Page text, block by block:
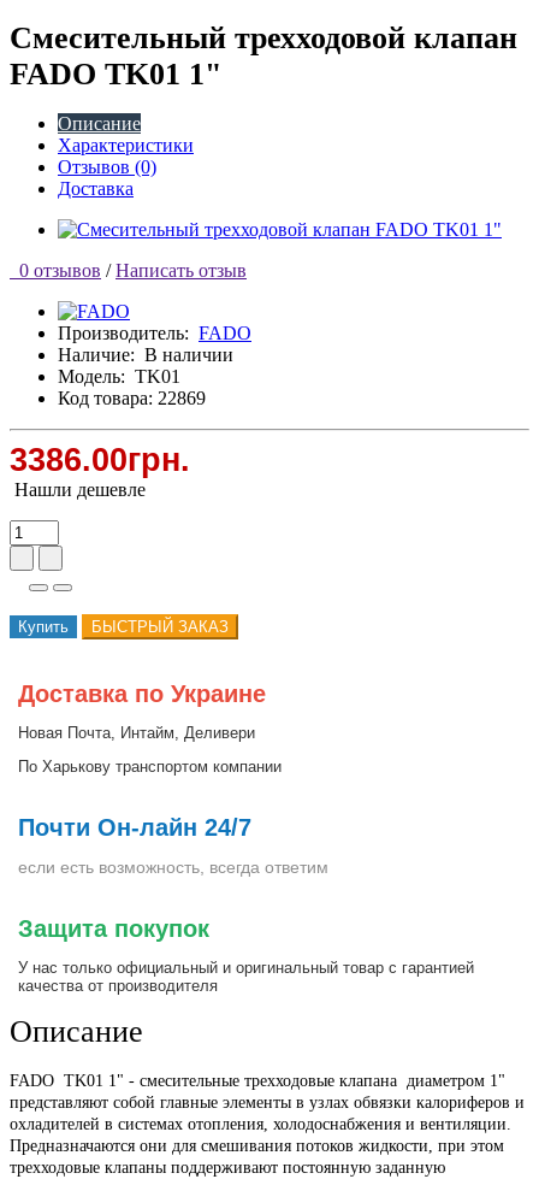
Смесительный трехходовой клапан
FADO TK01 1"
Описание
Характеристики
Отзывов (0)
Доставка
0 отзывов / Написать отзыв
Производитель: FADO
Наличие: В наличии
Модель: TK01
Код товара: 22869
3386.00грн.
Нашли дешевле
Купить БЫСТРЫЙ ЗАКАЗ
Доставка по Украине
Новая Почта, Интайм, Деливери
По Харькову транспортом компании
Почти Он-лайн 24/7
если есть возможность, всегда ответим
Защита покупок
У нас только официальный и оригинальный товар с гарантией
качества от производителя
Описание
FADO TK01 1" - смесительные трехходовые клапана диаметром 1"
представляют собой главные элементы в узлах обвязки калориферов и
охладителей в системах отопления, холодоснабжения и вентиляции.
Предназначаются они для смешивания потоков жидкости, при этом
трехходовые клапаны поддерживают постоянную заданную